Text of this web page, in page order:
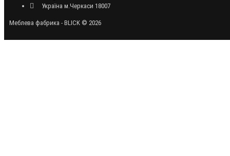
Україна м.Черкаси 18007
Меблева фабрика - BLICK © 2026